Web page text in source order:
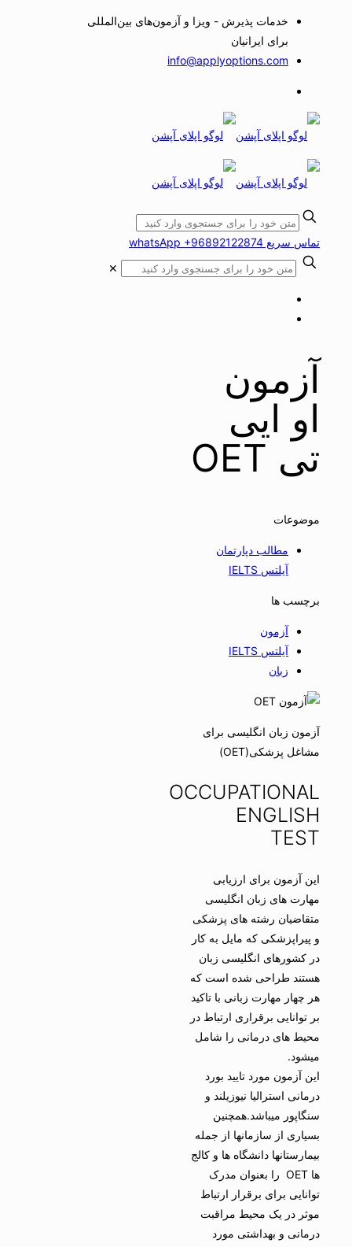
خدمات پذیرش - ویزا و آزمون‌های بین‌المللی
برای ایرانیان
info@applyoptions.com
تماس سریع whatsApp +96892122874
✕
آزمون
او ایی
تی OET
موضوعات
مطالب دپارتمان
آیلتس IELTS
برچسب ها
آزمون
آیلتس IELTS
زبان
آزمون زبان انگلیسی برای
مشاغل پزشکی(OET)
OCCUPATIONAL
ENGLISH
TEST
این آزمون برای ارزیابی
مهارت های زبان انگلیسی
متقاضیان رشته های پزشکی
و پیراپزشکی که مایل به کار
در کشورهای انگلیسی زبان
هستند طراحی شده است که
هر چهار مهارت زبانی با تاکید
بر توانایی برقراری ارتباط در
محیط های درمانی را شامل
میشود.
این آزمون مورد تایید بورد
درمانی استرالیا نیوزیلند و
سنگاپور میباشد.همچنین
بسیاری از سازمانها از جمله
بیمارستانها دانشگاه ها و کالج
ها OET را بعنوان مدرک
توانایی برای برقرار ارتباط
موثر در یک محیط مراقبت
درمانی و بهداشتی مورد